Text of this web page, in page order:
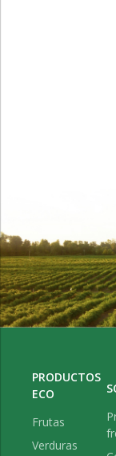
PRODUCTOS
ECO
Frutas
Verduras